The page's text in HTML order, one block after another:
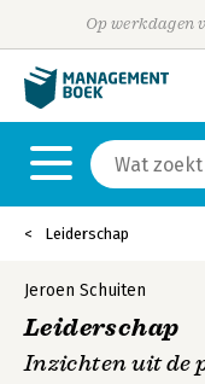
Op werkdagen
Leiderschap
Jeroen Schuiten
Leiderschap
Inzichten uit de